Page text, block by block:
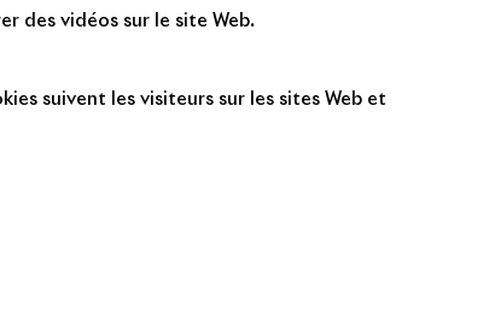
des vidéos sur le site Web.
suivent les visiteurs sur les sites Web et